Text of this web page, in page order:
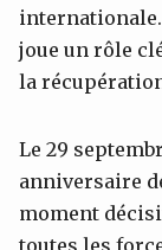
joue un rôle
la
Le 29
anniversaire
moment
toutes les